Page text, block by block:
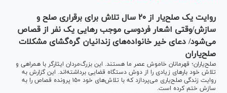
روایت یک صلح‌یار از ۲۰ سال تلاش برای برقراری صلح و
سازش/وقتی اشعار فردوسی موجب رهایی یک نفر از قصاص
می‌شود/ دعای خیر خانواده‌های زندانیان گره‌گشای مشکلات
صلح‌یاران
صلح‌یاران؛ قهرمانان خاموش عصر ما هستند. این بزرگ‌مردان ایثارگر با همراهی و
تلاش خود بار‌های زیادی را از دوش دستگاه قضایی برداشته‌اند. این گزارش به
روایت زندگی صلح‌یاری می‌پردازد که با تلاش‌های خود ۱۵۰ پرونده قصاص را به
سازش ختم کرده است.